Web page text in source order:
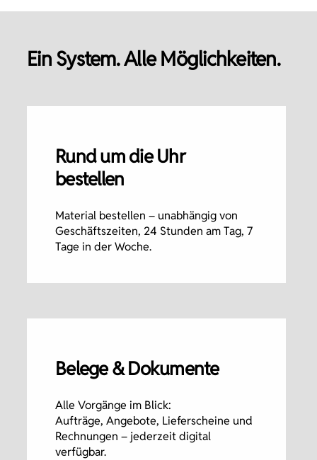
Ein System. Alle Möglichkeiten.
Rund um die Uhr
bestellen
Material bestellen – unabhängig von
Geschäftszeiten, 24 Stunden am Tag, 7
Tage in der Woche.
Belege & Dokumente
Alle Vorgänge im Blick:
Aufträge, Angebote, Lieferscheine und
Rechnungen – jederzeit digital
verfügbar.